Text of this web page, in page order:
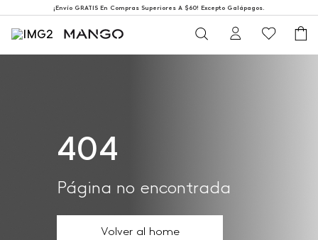
¡Envío GRATIS En Compras Superiores A $60! Excepto Galápagos.
404
Página no encontrada
Volver al home